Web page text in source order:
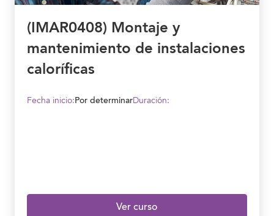
(IMAR0408) Montaje y
mantenimiento de instalaciones
caloríficas
Fecha inicio:Por determinarDuración:
Ver curso